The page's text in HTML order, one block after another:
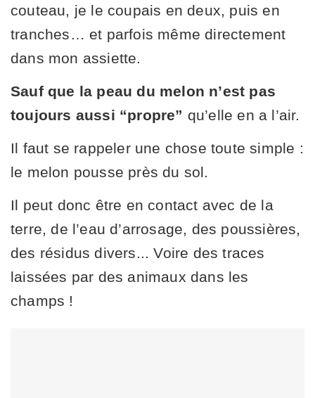
couteau, je le coupais en deux, puis en
tranches… et parfois même directement
dans mon assiette.
Sauf que la peau du melon n’est pas
toujours aussi “propre” qu’elle en a l’air.
Il faut se rappeler une chose toute simple :
le melon pousse près du sol.
Il peut donc être en contact avec de la
terre, de l’eau d’arrosage, des poussières,
des résidus divers... Voire des traces
laissées par des animaux dans les
champs !